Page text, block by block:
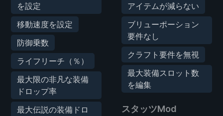
を設定
移動速度を設定
防御乗数
ライフリーチ（％）
最大限の非凡な装備
ドロップ率
最大伝説の装備ドロ
アイテムが減らない
ブリューポーション
要件なし
クラフト要件を無視
最大装備スロット数
を編集
スタッツMod